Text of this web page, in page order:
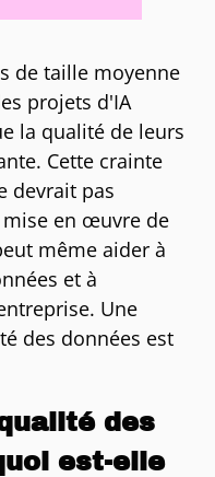
de taille moyenne
projets d'IA
la qualité de leurs
Cette crainte
devrait pas
en œuvre de
même aider à
et à
Une
des données est
des
est-elle